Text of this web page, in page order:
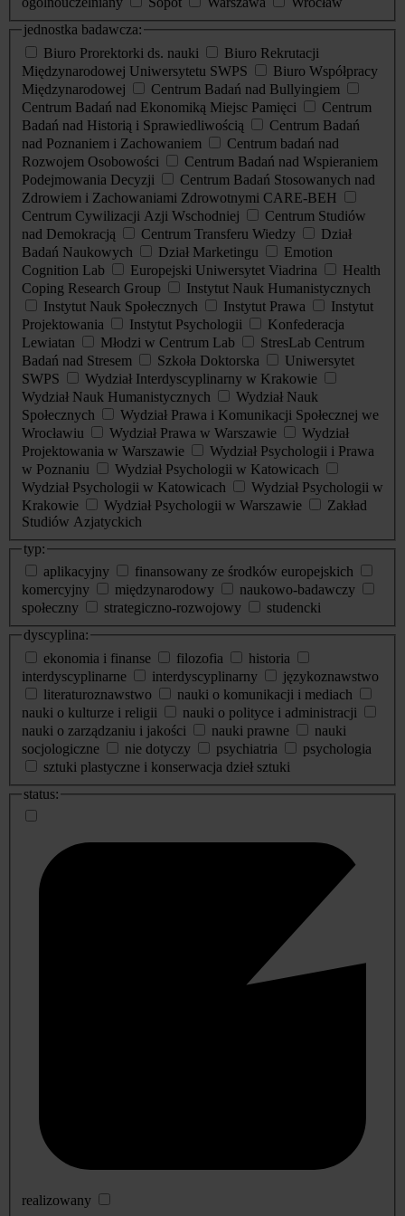
jednostka badawcza:
Biuro Prorektorki ds. nauki
Biuro Rekrutacji
Międzynarodowej Uniwersytetu SWPS
Biuro Współpracy
Międzynarodowej
Centrum Badań nad Bullyingiem
Centrum Badań nad Ekonomiką Miejsc Pamięci
Centrum
Badań nad Historią i Sprawiedliwością
Centrum Badań
nad Poznaniem i Zachowaniem
Centrum badań nad
Rozwojem Osobowości
Centrum Badań nad Wspieraniem
Podejmowania Decyzji
Centrum Badań Stosowanych nad
Zdrowiem i Zachowaniami Zdrowotnymi CARE-BEH
Centrum Cywilizacji Azji Wschodniej
Centrum Studiów
nad Demokracją
Centrum Transferu Wiedzy
Dział
Badań Naukowych
Dział Marketingu
Emotion
Cognition Lab
Europejski Uniwersytet Viadrina
Health
Coping Research Group
Instytut Nauk Humanistycznych
Instytut Nauk Społecznych
Instytut Prawa
Instytut
Projektowania
Instytut Psychologii
Konfederacja
Lewiatan
Młodzi w Centrum Lab
StresLab Centrum
Badań nad Stresem
Szkoła Doktorska
Uniwersytet
SWPS
Wydział Interdyscyplinarny w Krakowie
Wydział Nauk Humanistycznych
Wydział Nauk
Społecznych
Wydział Prawa i Komunikacji Społecznej we
Wrocławiu
Wydział Prawa w Warszawie
Wydział
Projektowania w Warszawie
Wydział Psychologii i Prawa
w Poznaniu
Wydział Psychologii w Katowicach
Wydział Psychologii w Katowicach
Wydział Psychologii w
Krakowie
Wydział Psychologii w Warszawie
Zakład
Studiów Azjatyckich
typ:
aplikacyjny
finansowany ze środków europejskich
komercyjny
międzynarodowy
naukowo-badawczy
społeczny
strategiczno-rozwojowy
studencki
dyscyplina:
ekonomia i finanse
filozofia
historia
interdyscyplinarne
interdyscyplinarny
językoznawstwo
literaturoznawstwo
nauki o komunikacji i mediach
nauki o kulturze i religii
nauki o polityce i administracji
nauki o zarządzaniu i jakości
nauki prawne
nauki
socjologiczne
nie dotyczy psychiatria
psychologia
sztuki plastyczne i konserwacja dzieł sztuki
status:
realizowany